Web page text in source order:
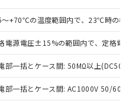
～+70℃の温度範囲内で、23℃時の検
電源電圧±15%の範囲内で、定格電
部一括とケース間: 50MΩ以上
部一括とケース間: AC1000V 50/
さい。
準価格照会結果は、
日時点での社内デー
れるものであり、閲
場合があることをご
よび標準価格はお客
明した場合などや
あります。
1000ppm以下、 カド
下、ポリ臭化ビフェニル
臭化ジフェニルエーテル類
酸ビス(2-エチルヘキシ
以下、フタル酸ブチ
社販売部門へお問
、 PBBs(ポリ臭化ビフェ
ポリ臭化ジフェニルエーテ
社製品のうち、外国
易法に定める商品
等」という）を輸出
供する場合は、日本
(または役務取引許
の必要な手続きを
破棄する場合は、完
在庫あり